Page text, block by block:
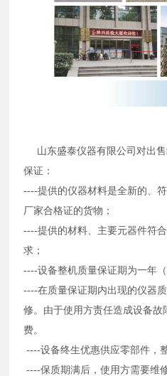
山东盛泰仪器有限公司对出
保证：
----提供的仪器材料是全新的、
厂家合格证的货物；
----提供的材料、主要元器件符
求；
----设备整机质量保证期为一年
----在质量保证期内出现的仪器
修。由于使用方责任造成设备故
费。
----设备终生优惠供应零部件，
----保质期满后，使用方需要维